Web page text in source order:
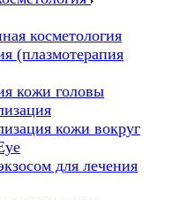
косметология
(плазмотерапия
кожи головы
кожи вокруг
для лечения